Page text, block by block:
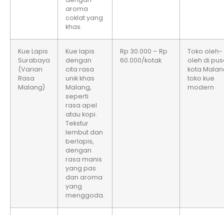
aroma
coklat yang
khas.
Kue Lapis
Surabaya
(Varian
Rasa
Malang)
Kue lapis
dengan
cita rasa
unik khas
Malang,
seperti
rasa apel
atau kopi.
Tekstur
lembut dan
berlapis,
dengan
rasa manis
yang pas
dan aroma
yang
menggoda.
Rp 30.000 – Rp
60.000/kotak
Toko oleh-
oleh di
kota
toko kue
modern